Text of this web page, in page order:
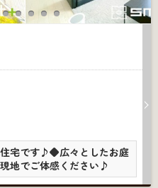
宅です♪◆広々としたお庭
地でご体感ください♪